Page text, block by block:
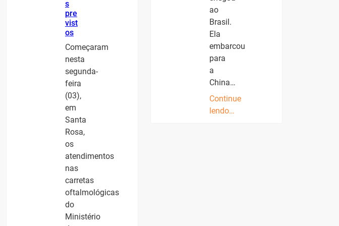
s
pre
vist
os
Começaram
nesta
segunda-
feira
(03),
em
Santa
Rosa,
os
atendimentos
nas
carretas
oftalmológicas
do
Ministério
ao
Brasil.
Ela
embarcou
para
a
China…
Continue
lendo…